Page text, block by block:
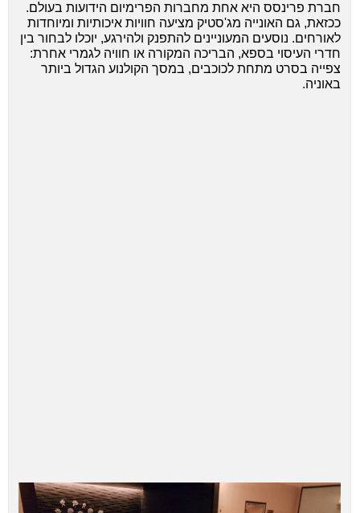
חברת פרינסס היא אחת מחברות הפרימיום הידועות בעולם.
ככזאת, גם האונייה מג'סטיק מציעה חוויות איכותיות ומיוחדות
לאורחים. נוסעים המעוניינים להתפנק ולהירגע, יוכלו לבחור בין
חדרי העיסוי בספא, הבריכה המקורה או חוויה לגמרי אחרת:
צפייה בסרט מתחת לכוכבים, במסך הקולנוע הגדול ביותר
באוניה.